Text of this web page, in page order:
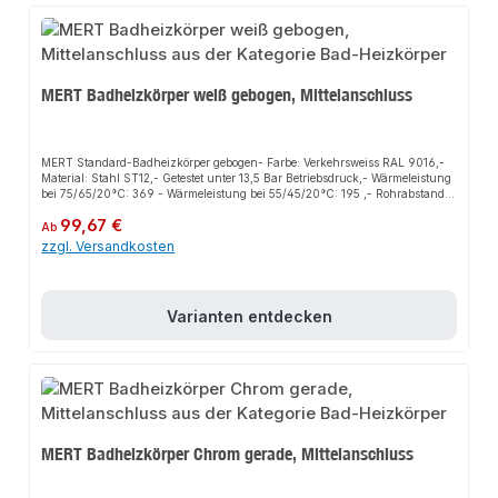
MERT Badheizkörper weiß gebogen, Mittelanschluss
MERT Standard-Badheizkörper gebogen- Farbe: Verkehrsweiss RAL 9016,-
Material: Stahl ST12,- Getestet unter 13,5 Bar Betriebsdruck,- Wärmeleistung
bei 75/65/20°C: 369 - Wärmeleistung bei 55/45/20°C: 195 ,- Rohrabstand
Wandabstand min. / max. 60 / 90 mm,- Produziert nach EURONORM EN
442,- Geeignet Zentralheizung, Elektro- und Mischbetrieb,- inklusive
Wandhalterungen, Blind- und Entlüftungsstopfen
Regulärer Preis:
Ab 99,67 €
zzgl. Versandkosten
Varianten entdecken
MERT Badheizkörper Chrom gerade, Mittelanschluss